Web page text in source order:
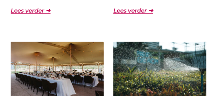
Lees verder ➜ Lees verder ➜